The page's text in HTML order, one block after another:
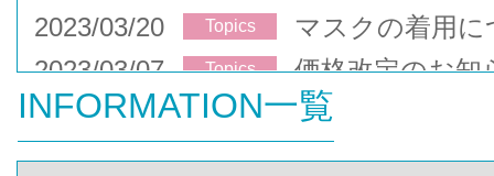
2023/03/20
Topics
マスクの着用に
2023/03/07
Topics 価格改定のお知
INFORMATION一覧